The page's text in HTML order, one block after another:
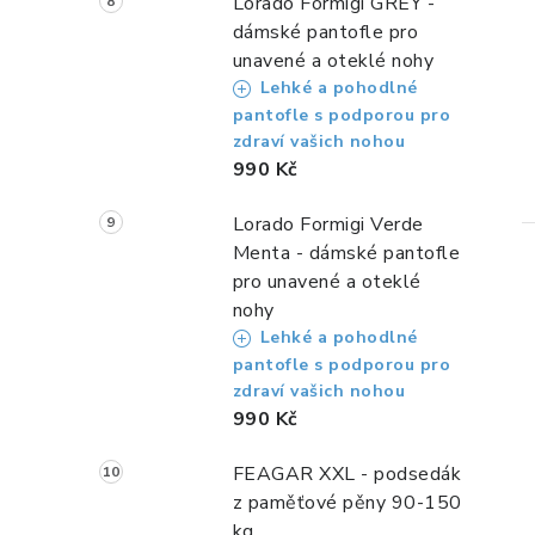
dámské pantofle pro
unavené a oteklé nohy
Lehké a pohodlné
pantofle s podporou pro
zdraví vašich nohou
990 Kč
Lorado Formigi Verde
Menta - dámské pantofle
pro unavené a oteklé
nohy
Lehké a pohodlné
pantofle s podporou pro
zdraví vašich nohou
990 Kč
FEAGAR XXL - podsedák
z paměťové pěny 90-150